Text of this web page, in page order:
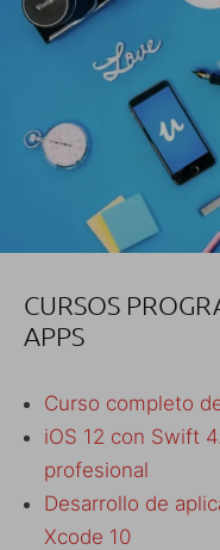
CURSOS
APPS
Curso completo
iOS 12 con Swift
profesional
Desarrollo de
Xcode 10